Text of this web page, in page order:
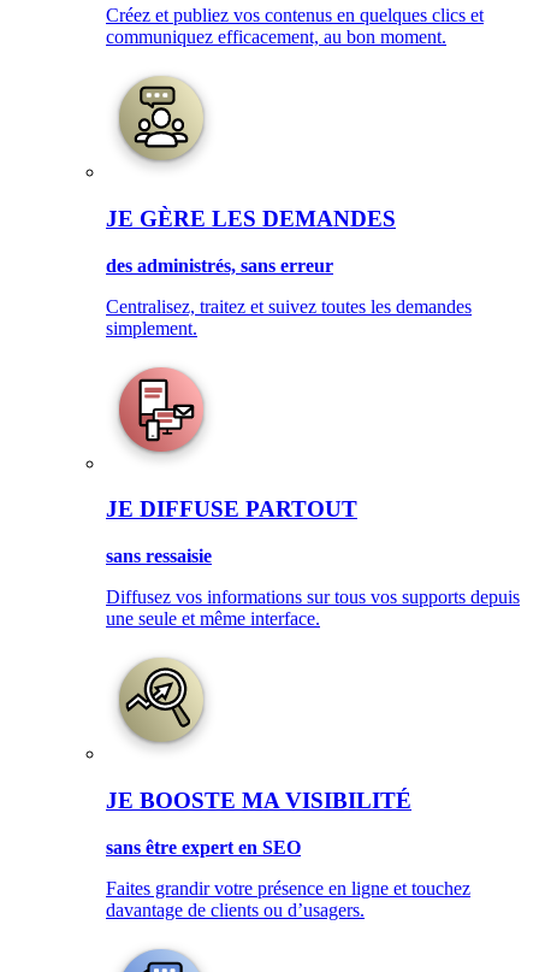
Créez et publiez vos contenus en quelques clics et
communiquez efficacement, au bon moment.
JE GÈRE LES DEMANDES
des administrés, sans erreur
Centralisez, traitez et suivez toutes les demandes
simplement.
JE DIFFUSE PARTOUT
sans ressaisie
Diffusez vos informations sur tous vos supports depuis
une seule et même interface.
JE BOOSTE MA VISIBILITÉ
sans être expert en SEO
Faites grandir votre présence en ligne et touchez
davantage de clients ou d’usagers.